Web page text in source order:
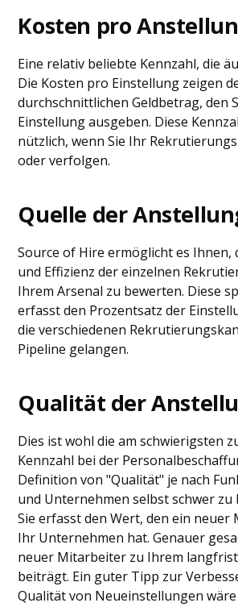
Kosten pro
Eine relativ beliebte Kennzahl, die
Die Kosten pro Einstellung zeigen
durchschnittlichen Geldbetrag, den
Einstellung ausgeben. Diese
nützlich, wenn Sie Ihr
oder verfolgen.
Quelle der
Source of Hire ermöglicht es Ihnen,
und Effizienz der einzelnen
Ihrem Arsenal zu bewerten. Diese
erfasst den Prozentsatz der
die verschiedenen
Pipeline gelangen.
Qualität der
Dies ist wohl die am schwierigsten
Kennzahl bei der
Definition von "Qualität" je nach
und Unternehmen selbst schwer zu
Sie erfasst den Wert, den ein
Ihr Unternehmen hat. Genauer
neuer Mitarbeiter zu Ihrem
beiträgt. Ein guter Tipp zur
Qualität von Neueinstellungen